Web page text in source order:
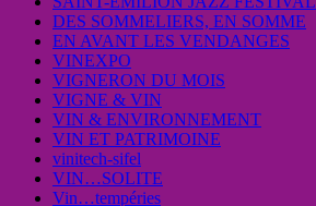
DES SOMMELIERS, EN SOMME
EN AVANT LES VENDANGES
VINEXPO
VIGNERON DU MOIS
VIGNE & VIN
VIN & ENVIRONNEMENT
VIN ET PATRIMOINE
vinitech-sifel
VIN…SOLITE
Vin…tempéries